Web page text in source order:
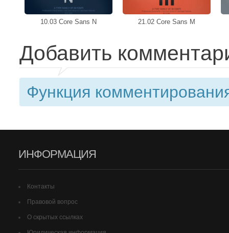
10.03 Core Sans N 21.02 Core Sans M
Добавить
Функция
ИНФОРМАЦИЯ
Контакты
Правовой вопрос
О скрытых ссылках